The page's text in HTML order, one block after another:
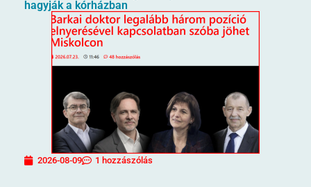
hagyják a kórházban
2026-08-09 1 hozzászólás